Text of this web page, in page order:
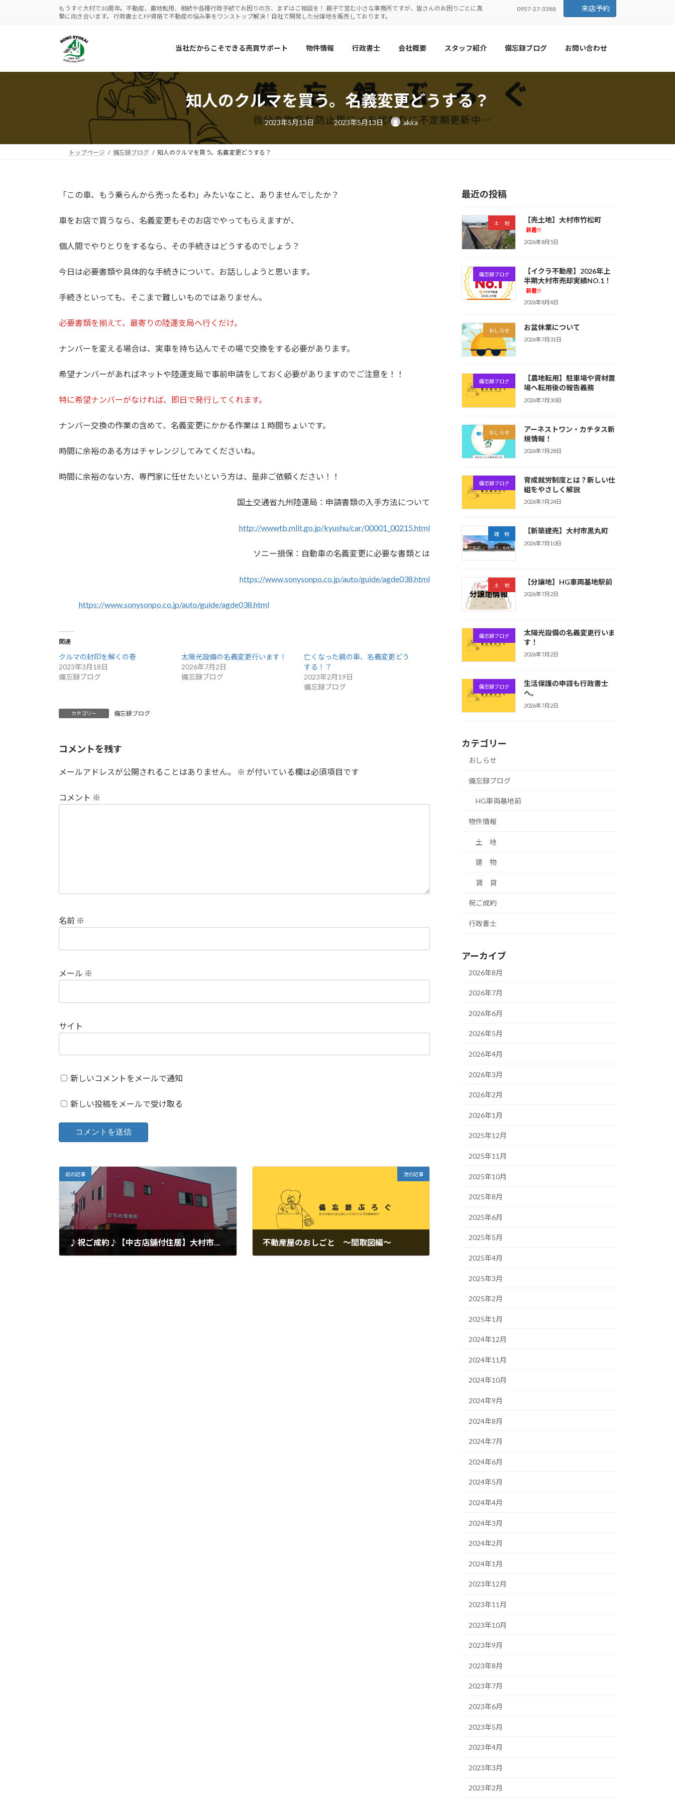
もうすぐ大村で30周年。不動産、農地転用、相続や各種行政手続でお困りの方、まずはご相談を！ 親子で営む小さな事務所ですが、皆さんのお困りごとに真
摯に向き合います。 行政書士とFP資格で不動産の悩み事をワンストップ解決！自社で開発した分譲地を販売しております。
0957-27-3388 来店予約
当社だからこそできる売買サポート 物件情報 行政書士 会社概要 スタッフ紹介 備忘録ブログ お問い合わせ
知人のクルマを買う。名義変更どうする？
2023年5月13日
最
終
日
2023年5月13日 akira
トップページ 備忘録ブログ 知人のクルマを買う。名義変更どうする？
「この車、もう乗らんから売ったるわ」みたいなこと、ありませんでしたか？
車をお店で買うなら、名義変更もそのお店でやってもらえますが、
個人間でやりとりをするなら、その手続きはどうするのでしょう？
今日は必要書類や具体的な手続きについて、お話ししようと思います。
手続きといっても、そこまで難しいものではありません。
必要書類を揃えて、最寄りの陸運支局へ行くだけ。
ナンバーを変える場合は、実車を持ち込んでその場で交換をする必要があります。
希望ナンバーがあればネットや陸運支局で事前申請をしておく必要がありますのでご注意を！！
特に希望ナンバーがなければ、即日で発行してくれます。
ナンバー交換の作業の含めて、名義変更にかかる作業は１時間ちょいです。
時間に余裕のある方はチャレンジしてみてくださいね。
時間に余裕のない方、専門家に任せたいという方は、是非ご依頼ください！！
国土交通省九州陸運局：申請書類の入手方法について
http://wwwtb.mlit.go.jp/kyushu/car/00001_00215.html
ソニー損保：自動車の名義変更に必要な書類とは
https://www.sonysonpo.co.jp/auto/guide/agde038.html
https://www.sonysonpo.co.jp/auto/guide/agde038.html
関連
クルマの封印を解くの巻
2023年3月18日
備忘録ブログ
太陽光設備の名義変更行います！
2026年7月2日
備忘録ブログ
亡くなった親の車、名義変更どう
する！？
2023年2月19日
備忘録ブログ
カテゴリー 備忘録ブログ
コメントを残す
メールアドレスが公開されることはありません。 ※ が付いている欄は必須項目です
コメント ※
名前 ※
メール ※
サイト
新しいコメントをメールで通知
新しい投稿をメールで受け取る
前の記事
♪祝ご成約♪【中古店舗付住居】大村市富の原２丁目
次の記事
不動産屋のおしごと ～間取図編～
最近の投稿
土 地 【売土地】大村市竹松町
新着!!
2026年8月5日
備忘録ブログ
【イクラ不動産】2026年上
半期大村市売却実績NO.1！
新着!!
2026年8月4日
おしらせ お盆休業について
2026年7月31日
備忘録ブログ
【農地転用】駐車場や資材置
場へ転用後の報告義務
2026年7月30日
おしらせ
アーネストワン・カチタス新
規情報！
2026年7月28日
備忘録ブログ
育成就労制度とは？新しい仕
組をやさしく解説
2026年7月24日
建 物 【新築建売】大村市黒丸町
2026年7月10日
土 地 【分譲地】HG車両基地駅前
2026年7月2日
備忘録ブログ
太陽光設備の名義変更行いま
す！
2026年7月2日
備忘録ブログ
生活保護の申請も行政書士
へ。
2026年7月2日
カテゴリー
おしらせ
備忘録ブログ
HG車両基地前
物件情報
土 地
建 物
賃 貸
祝ご成約
行政書士
アーカイブ
2026年8月
2026年7月
2026年6月
2026年5月
2026年4月
2026年3月
2026年2月
2026年1月
2025年12月
2025年11月
2025年10月
2025年8月
2025年6月
2025年5月
2025年4月
2025年3月
2025年2月
2025年1月
2024年12月
2024年11月
2024年10月
2024年9月
2024年8月
2024年7月
2024年6月
2024年5月
2024年4月
2024年3月
2024年2月
2024年1月
2023年12月
2023年11月
2023年10月
2023年9月
2023年8月
2023年7月
2023年6月
2023年5月
2023年4月
2023年3月
2023年2月